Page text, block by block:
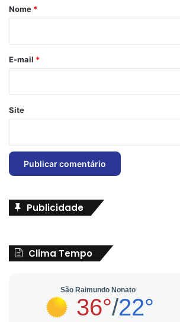
r
*
Nome *
E-mail *
Site
Publicidade
Clima Tempo